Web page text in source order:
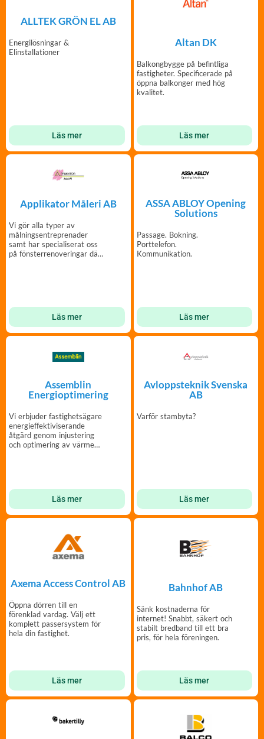
ALLTEK GRÖN EL AB
Energilösningar &
Elinstallationer
Läs mer
Altan DK
Balkongbygge på befintliga
fastigheter. Specificerade på
öppna balkonger med hög
kvalitet.
Läs mer
Applikator Måleri AB
Vi gör alla typer av
målningsentreprenader
samt har specialiserat oss
på fönsterrenoveringar där
Läs mer
ASSA ABLOY Opening
Solutions
Passage. Bokning.
Porttelefon.
Kommunikation.
Läs mer
Assemblin
Energioptimering
Vi erbjuder fastighetsägare
energieffektiviserande
åtgärd genom injustering
och optimering av värme
Läs mer
Avloppsteknik Svenska
AB
Varför stambyta?
Läs mer
Axema Access Control AB
Öppna dörren till en
förenklad vardag. Välj ett
komplett passersystem för
hela din fastighet.
Läs mer
Bahnhof AB
Sänk kostnaderna för
internet! Snabbt, säkert och
stabilt bredband till ett bra
pris, för hela föreningen.
Läs mer